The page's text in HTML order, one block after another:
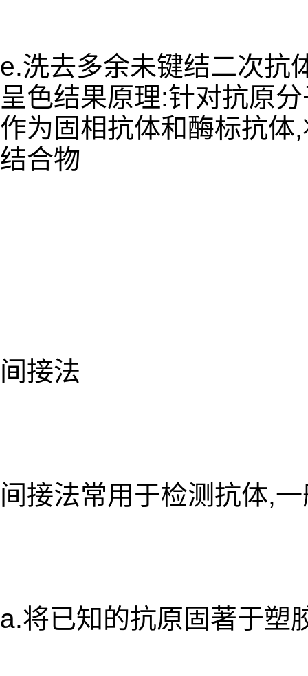
e.洗去多余未键结二次抗
呈色结果原理:针对抗原
作为固相抗体和酶标抗
结合物
间接法
间接法常用于检测抗体,
a.将已知的抗原固著于塑